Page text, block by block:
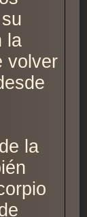
la
volver
la